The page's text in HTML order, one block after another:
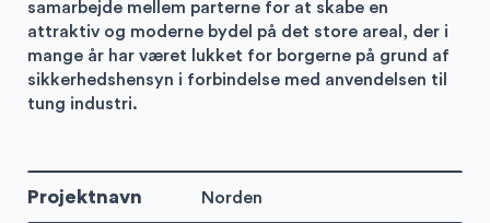
samarbejde mellem parterne for at skabe en
attraktiv og moderne bydel på det store areal, der i
mange år har været lukket for borgerne på grund af
sikkerhedshensyn i forbindelse med anvendelsen til
tung industri.
Projektnavn Norden